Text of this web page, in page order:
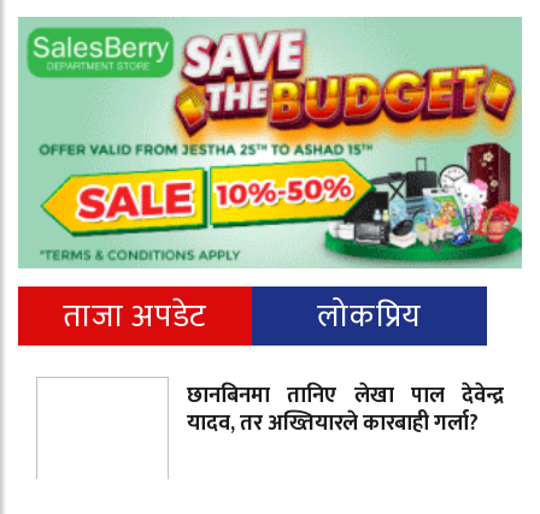
ताजा अपडेट लोकप्रिय
छानबिनमा तानिए लेखा पाल देवेन्द्र
यादव, तर अख्तियारले कारबाही गर्ला?